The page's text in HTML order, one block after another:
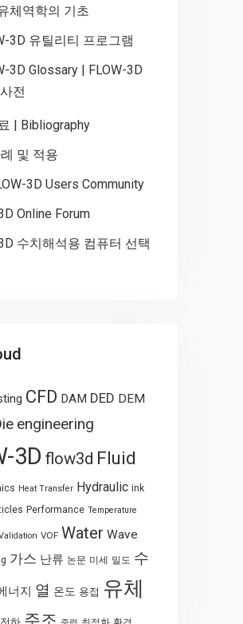
체역학의 기초
3D 유틸리티 프로그램
3D Glossary | FLOW-3D
전
| Bibliography
및 적용
3D Users Community
Online Forum
수치해석용 컴퓨터 선택
CFD DAM DED DEM
engineering
3D flow3d Fluid
Heat Transfer Hydraulic ink
Performance Temperature
VOF Water Wave
가스 난류 논문 미세 밀도 수
너지 열 온도 용접 유체
주조